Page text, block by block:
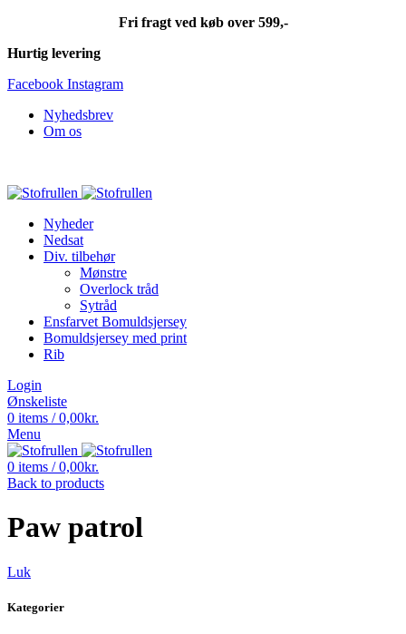
Fri fragt ved køb over 599,-
Hurtig levering
Facebook Instagram
Nyhedsbrev
Om os
Nyheder
Nedsat
Div. tilbehør
Mønstre
Overlock tråd
Sytråd
Ensfarvet Bomuldsjersey
Bomuldsjersey med print
Rib
Login
Ønskeliste
0 items / 0,00kr.
Menu
0 items / 0,00kr.
Back to products
Paw patrol
Luk
Kategorier